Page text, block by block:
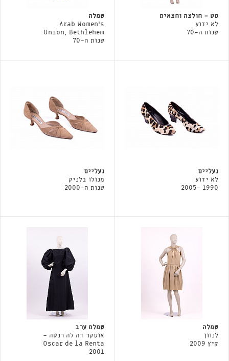
סט - חולצה וחצאית
לא ידוע
שנות ה-70
שמלה
Arab Women's
Union, Bethlehem
שנות ה-70
נעליים
לא ידוע
1990 -2005
נעליים
מנולו בלניק
שנות ה-2000
שמלה
לנוון
קיץ 2009
שמלת ערב
אוסקר דה לה רנטה -
Oscar de la Renta
2001